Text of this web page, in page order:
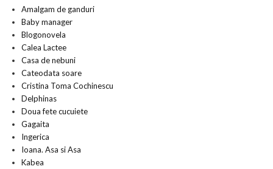
Amalgam de ganduri
Baby manager
Blogonovela
Calea Lactee
Casa de nebuni
Cateodata soare
Cristina Toma Cochinescu
Delphinas
Doua fete cucuiete
Gagaita
Ingerica
Ioana. Asa si Asa
Kabea